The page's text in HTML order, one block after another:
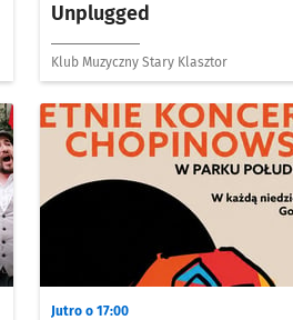
Unplugged
Klub Muzyczny Stary Klasztor
Jutro o 17:00